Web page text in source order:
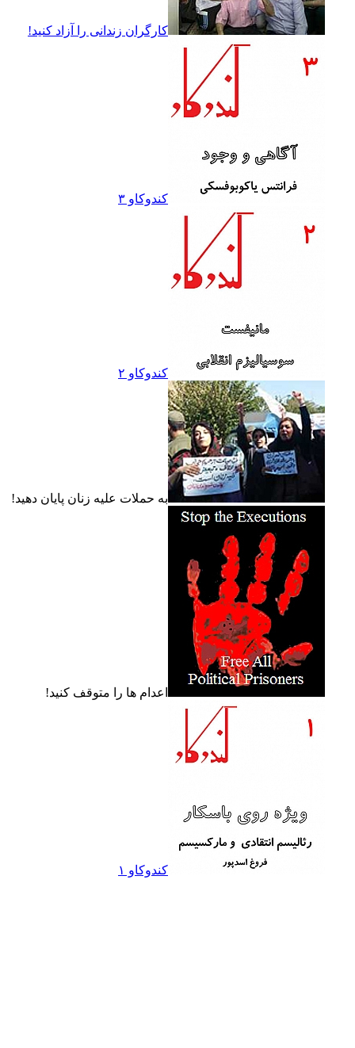
کارگران زندانى را آزاد کنيد!
کندوکاو ۳
کندوکاو ۲
به حملات عليه زنان پايان دهيد!
اعدام ها را متوقف کنيد!
کندوکاو ۱